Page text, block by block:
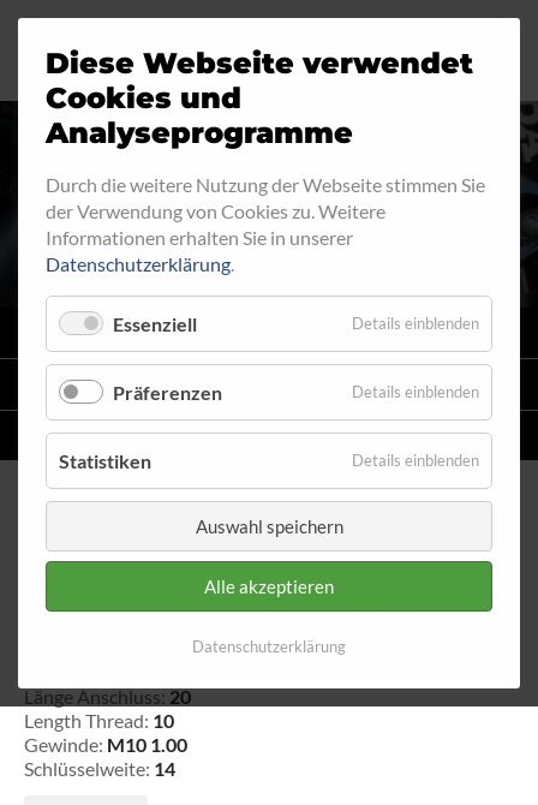
INNENGEWINDE - FEST 710
VARIO
STAHLFLEX -LEITUNGSKITS FÜR MOTORRÄDER
EINZELLEITUNGENNACH MASS
Innengewinde - fest 710
Länge Anschluss: 20
Length Thread: 10
Gewinde: M10 1.00
Schlüsselweite: 14
Diese Webseite verwendet
Cookies und
Analyseprogramme
Durch die weitere Nutzung der Webseite stimmen Sie
der Verwendung von Cookies zu. Weitere
Informationen erhalten Sie in unserer
Datenschutzerklärung.
Essenziell Details einblenden
Präferenzen Details einblenden
Statistiken Details einblenden
Auswahl speichern
Alle akzeptieren
Datenschutzerklärung
Motorrad
Industrie
Automobil
Fahrrad
Ringfitting
Aussengewinde
Innengewinde
Hohlschrauben
Verteiler
Katalog
Jobs